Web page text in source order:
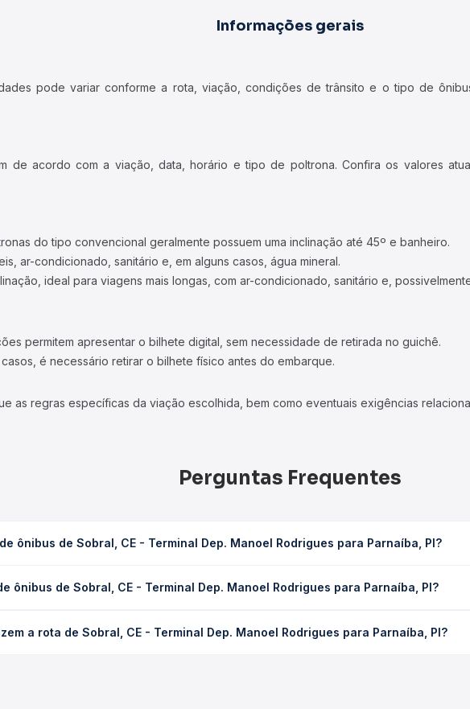
Informações gerais
pode variar conforme a rota, viação, condições de trânsito e o tipo de
de acordo com a viação, data, horário e tipo de poltrona. Confira os valores
do tipo convencional geralmente possuem uma inclinação até 45º e banheiro.
ar-condicionado, sanitário e, em alguns casos, água mineral.
ideal para viagens mais longas, com ar-condicionado, sanitário e,
permitem apresentar o bilhete digital, sem necessidade de retirada no guichê.
é necessário retirar o bilhete físico antes do embarque.
as regras específicas da viação escolhida, bem como eventuais exigências
Perguntas Frequentes
ônibus de Sobral, CE - Terminal Dep. Manoel Rodrigues para Parnaíba, PI?
e as condições de tráfego. Na Quero Passagem você consulta os horários
ônibus de Sobral, CE - Terminal Dep. Manoel Rodrigues para Parnaíba, PI?
da compra. Na Quero Passagem você compara os preços de todas as
a rota de Sobral, CE - Terminal Dep. Manoel Rodrigues para Parnaíba, PI?